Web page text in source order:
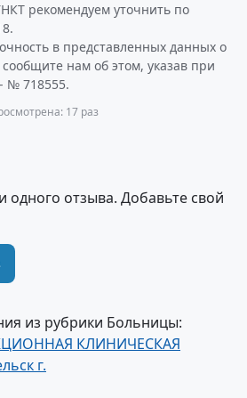
рекомендуем уточнить по
в представленных данных о
нам об этом, указав при
№ 718555.
17 раз
одного отзыва. Добавьте свой
из рубрики Больницы:
КЛИНИЧЕСКАЯ
г.